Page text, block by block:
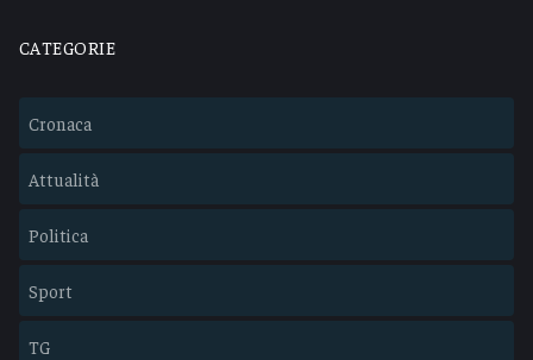
CATEGORIE
Cronaca
Attualità
Politica
Sport
TG